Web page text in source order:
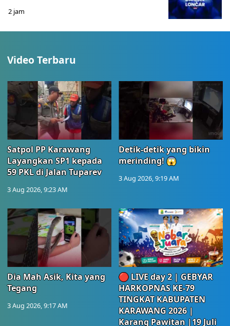
2 jam
Video Terbaru
Satpol PP Karawang
Layangkan SP1 kepada
59 PKL di Jalan Tuparev
3 Aug 2026, 9:23 AM
Detik-detik yang bikin
merinding! 😱
3 Aug 2026, 9:19 AM
Dia Mah Asik, Kita yang
Tegang
3 Aug 2026, 9:17 AM
🔴 LIVE day 2 | GEBYAR
HARKOPNAS KE-79
TINGKAT KABUPATEN
KARAWANG 2026 |
Karang Pawitan |19 Juli